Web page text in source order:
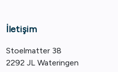
İletişim
Stoelmatter 38
2292 JL Wateringen